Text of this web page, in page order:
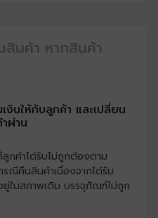
สินค้า หากสินค้า
นให้กับลูกค้า และเปลี่ยน
ผ่าน
กค้าได้รับไม่ถูกต้องตาม
ณีคืนสินค้าเนื่องจากได้รับ
ในสภาพเดิม บรรจุภัณฑ์ไม่ถูก